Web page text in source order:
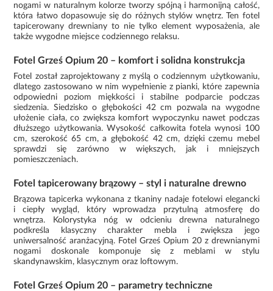
nogami w naturalnym kolorze tworzy spójną i harmonijną całość,
która łatwo dopasowuje się do różnych stylów wnętrz. Ten fotel
tapicerowany drewniany to nie tylko element wyposażenia, ale
także wygodne miejsce codziennego relaksu.
Fotel Grześ Opium 20 – komfort i solidna konstrukcja
Fotel został zaprojektowany z myślą o codziennym użytkowaniu,
dlatego zastosowano w nim wypełnienie z pianki, które zapewnia
odpowiedni poziom miękkości i stabilne podparcie podczas
siedzenia. Siedzisko o głębokości 42 cm pozwala na wygodne
ułożenie ciała, co zwiększa komfort wypoczynku nawet podczas
dłuższego użytkowania. Wysokość całkowita fotela wynosi 100
cm, szerokość 65 cm, a głębokość 42 cm, dzięki czemu mebel
sprawdzi się zarówno w większych, jak i mniejszych
pomieszczeniach.
Fotel tapicerowany brązowy – styl i naturalne drewno
Brązowa tapicerka wykonana z tkaniny nadaje fotelowi elegancki
i ciepły wygląd, który wprowadza przytulną atmosferę do
wnętrza. Kolorystyka nóg w odcieniu drewna naturalnego
podkreśla klasyczny charakter mebla i zwiększa jego
uniwersalność aranżacyjną. Fotel Grześ Opium 20 z drewnianymi
nogami doskonale komponuje się z meblami w stylu
skandynawskim, klasycznym oraz loftowym.
Fotel Grześ Opium 20 – parametry techniczne